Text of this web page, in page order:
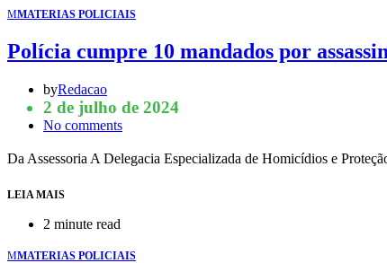
MMATERIAS POLICIAIS
Polícia cumpre 10 mandados por
byRedacao
2 de julho de 2024
No comments
Da Assessoria A Delegacia Especializada de Homicídios e
LEIA MAIS
2 minute read
MMATERIAS POLICIAIS